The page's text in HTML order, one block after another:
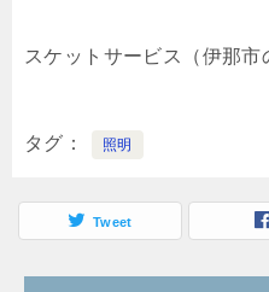
スケットサービス（伊那市
タグ 照明
Tweet